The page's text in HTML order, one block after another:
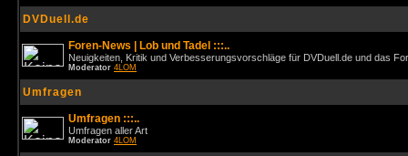
DVDuell.de
Foren-News | Lob und Tadel :::..
Neuigkeiten, Kritik und Verbesserungsvorschläge für DVDuell.de und das
Moderator 4LOM
Umfragen
Umfragen :::..
Umfragen aller Art
Moderator 4LOM